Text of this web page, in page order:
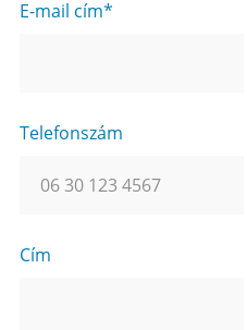
E-mail cím
Telefonszám
Cím